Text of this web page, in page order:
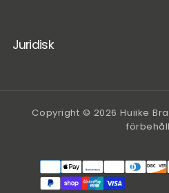
Juridisk
Copyright © 2026 Huiike